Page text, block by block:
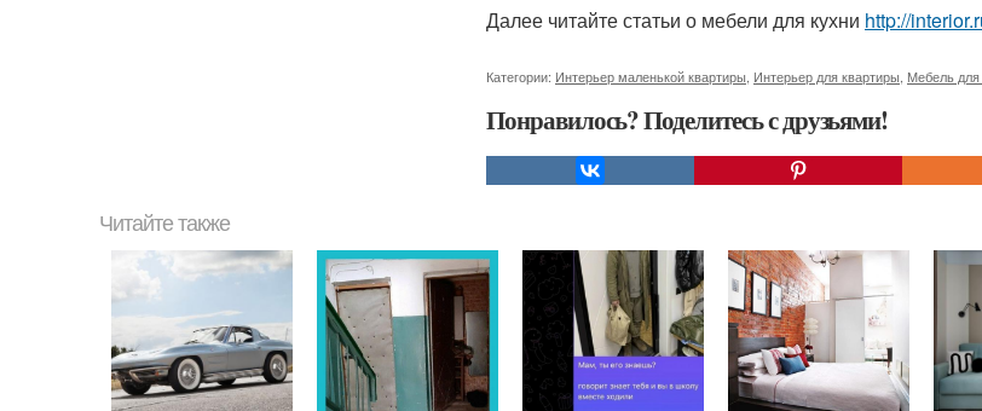
Далее читайте статьи о мебели для кухни http://
Категории: Интерьер маленькой квартиры Интерьер для квартиры Мебель для
Понравилось? Поделитесь с друзьями!
Читайте также